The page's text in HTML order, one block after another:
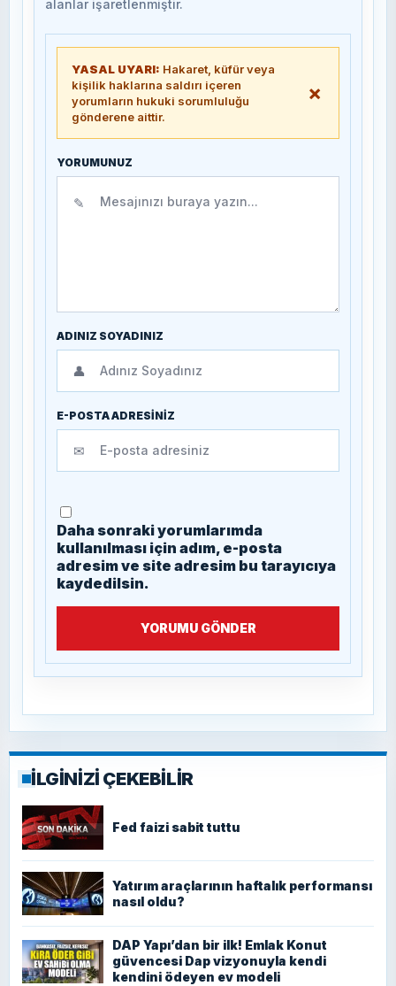
alanlar işaretlenmiştir.
YASAL UYARI: Hakaret, küfür veya
kişilik haklarına saldırı içeren
yorumların hukuki sorumluluğu
gönderene aittir.
×
YORUMUNUZ
✎
ADINIZ SOYADINIZ
👤
E-POSTA ADRESİNİZ
✉
Daha sonraki yorumlarımda
kullanılması için adım, e-posta
adresim ve site adresim bu tarayıcıya
kaydedilsin.
YORUMU GÖNDER
İLGİNİZİ ÇEKEBİLİR
Fed faizi sabit tuttu
Yatırım araçlarının haftalık performansı
nasıl oldu?
DAP Yapı’dan bir ilk! Emlak Konut
güvencesi Dap vizyonuyla kendi
kendini ödeyen ev modeli